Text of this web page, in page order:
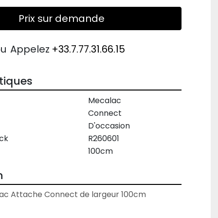
Prix sur demande
Appelez +33.7.77.31.66.15
Mecalac
Connect
D'occasion
R260601
100cm
Attache Connect de largeur 100cm